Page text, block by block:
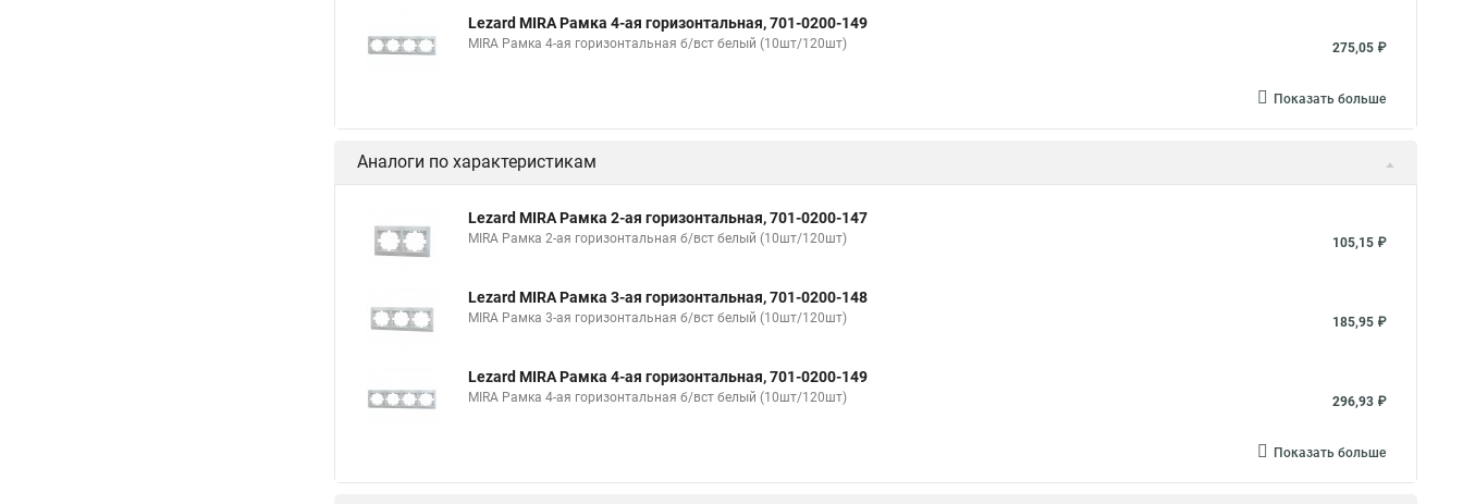
Lezard MIRA Рамка 4-ая горизонтальная, 701-0200-149
MIRA Рамка 4-ая горизонтальная б/вст белый (10шт/120шт) 275,05 ₽
Показать больше
Аналоги по характеристикам
Lezard MIRA Рамка 2-ая горизонтальная, 701-0200-147
MIRA Рамка 2-ая горизонтальная б/вст белый (10шт/120шт) 105,15 ₽
Lezard MIRA Рамка 3-ая горизонтальная, 701-0200-148
MIRA Рамка 3-ая горизонтальная б/вст белый (10шт/120шт) 185,95 ₽
Lezard MIRA Рамка 4-ая горизонтальная, 701-0200-149
MIRA Рамка 4-ая горизонтальная б/вст белый (10шт/120шт) 296,93 ₽
Показать больше